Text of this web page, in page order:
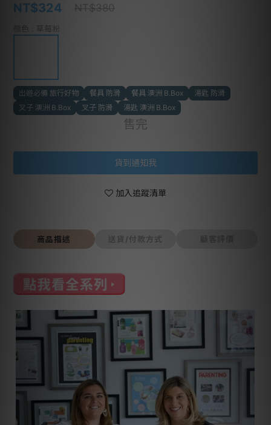
NT$324 NT$380
: 草莓粉
出遊必備 旅行好物 餐具 防滑 餐具 澳洲 B.Box
湯匙 防滑
叉子 澳洲 B.Box
叉子 防滑 湯匙 澳洲 B.Box
售完
貨到通知我
加入追蹤清單
商品描述 送貨/付款方式